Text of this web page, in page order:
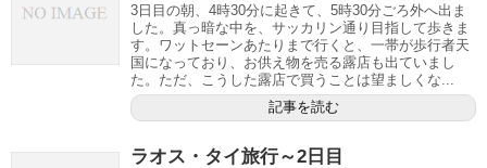
3日目の朝、4時30分に起きて、5時30分ごろ外へ出ま
した。真っ暗な中を、サッカリン通り目指して歩きま
す。ワットセーンあたりまで行くと、一帯が歩行者天
国になっており、お供え物を売る露店も出ていまし
た。ただ、こうした露店で買うことは望ましくな...
記事を読む
ラオス・タイ旅行～2日目